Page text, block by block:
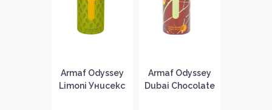
Armaf Odyssey
Limoni Унисекс
Armaf Odyssey
Dubai Chocolate